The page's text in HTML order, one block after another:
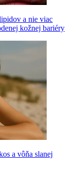
a nie viac
kožnej bariéry
a vôňa slanej